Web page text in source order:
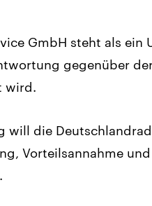
GmbH steht als ein
gegenüber
wird.
will die
Vorteilsannahme